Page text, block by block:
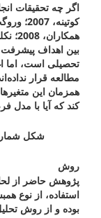
اگر چه تحقیقات
همکاران، 2008؛ نکلس و همکاران، 2009)
بین اهداف
تحصیلی است،
مطالعه قرار
همزمان این
کند که آیا با مدل
شکل شمارة 1: مدل آنیکه ویرگت و یورت
روش
پژوهش حاضر از
استفاده، از نوع
بوده و از روش